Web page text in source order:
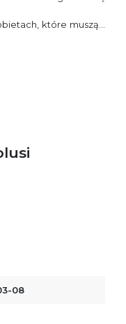
które muszą…
08